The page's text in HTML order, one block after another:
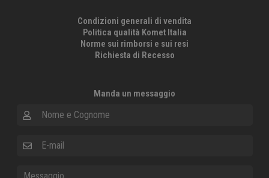
Condizioni generali di vendita
Politica qualità Komet Italia
Norme sui rimborsi e sui resi
Richiesta di Recesso
Manda un messaggio